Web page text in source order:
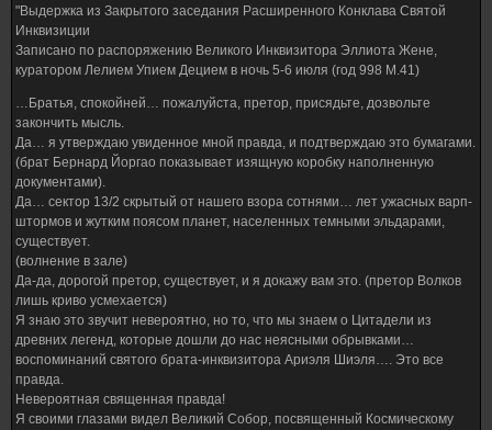
"Выдержка из Закрытого заседания Расширенного Конклава Святой
Инквизиции
Записано по распоряжению Великого Инквизитора Эллиота Жене,
куратором Лелием Упием Децием в ночь 5-6 июля (год 998 M.41)
…Братья, спокойней… пожалуйста, претор, присядьте, дозвольте
закончить мысль.
Да… я утверждаю увиденное мной правда, и подтверждаю это бумагами.
(брат Бернард Йоргао показывает изящную коробку наполненную
документами).
Да… сектор 13/2 скрытый от нашего взора сотнями… лет ужасных варп-
штормов и жутким поясом планет, населенных темными эльдарами,
существует.
(волнение в зале)
Да-да, дорогой претор, существует, и я докажу вам это. (претор Волков
лишь криво усмехается)
Я знаю это звучит невероятно, но то, что мы знаем о Цитадели из
древних легенд, которые дошли до нас неясными обрывками…
воспоминаний святого брата-инквизитора Ариэля Шиэля…. Это все
правда.
Невероятная священная правда!
Я своими глазами видел Великий Собор, посвященный Космическому